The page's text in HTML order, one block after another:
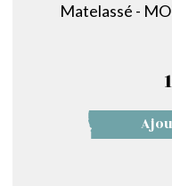
Matelassé -